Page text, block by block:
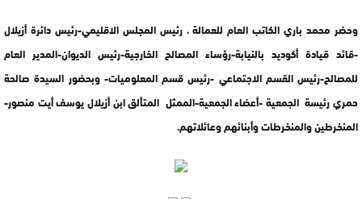
وحضر محمد باري الكاتب العام للعمالة ، رئيس المجلس الاقليمي-رئيس دائرة أزيلال
-قائد قيادة أكوديد بالنيابة-رؤساء المصالح الخارجية-رئيس الديوان-المدير العام
للمصالح-رئيس القسم الاجتماعي -رئيس قسم المعلوميات- وبحضور السيدة صالحة
حمري رئيسة الجمعية -أعضاء الجمعية-الممثل المتألق ابن أزيلال يوسف أيت منصور-
المنخرطين والمنخرطات وأبنائهم وعائلاتهم.